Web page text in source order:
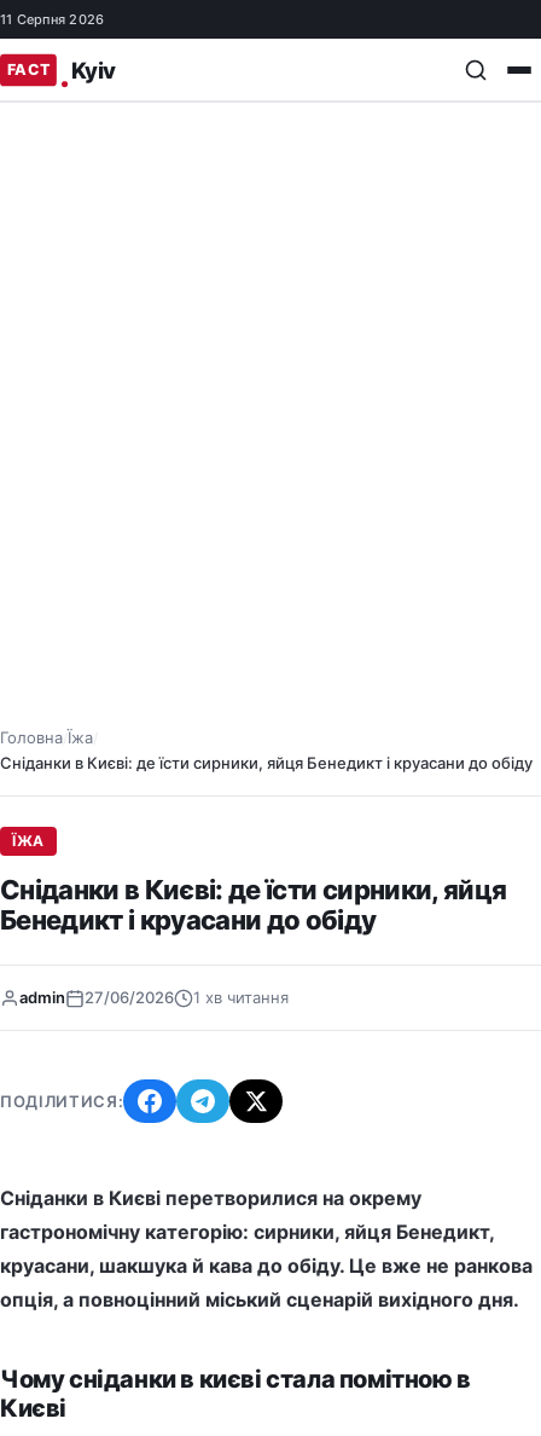
11 Серпня 2026
Головна/Їжа/
Сніданки в Києві: де їсти сирники, яйця Бенедикт і круасани до обіду
ЇЖА
Сніданки в Києві: де їсти сирники, яйця
Бенедикт і круасани до обіду
admin 27/06/2026 1 хв читання
ПОДІЛИТИСЯ:
Сніданки в Києві перетворилися на окрему
гастрономічну категорію: сирники, яйця Бенедикт,
круасани, шакшука й кава до обіду. Це вже не ранкова
опція, а повноцінний міський сценарій вихідного дня.
Чому сніданки в києві стала помітною в
Києві